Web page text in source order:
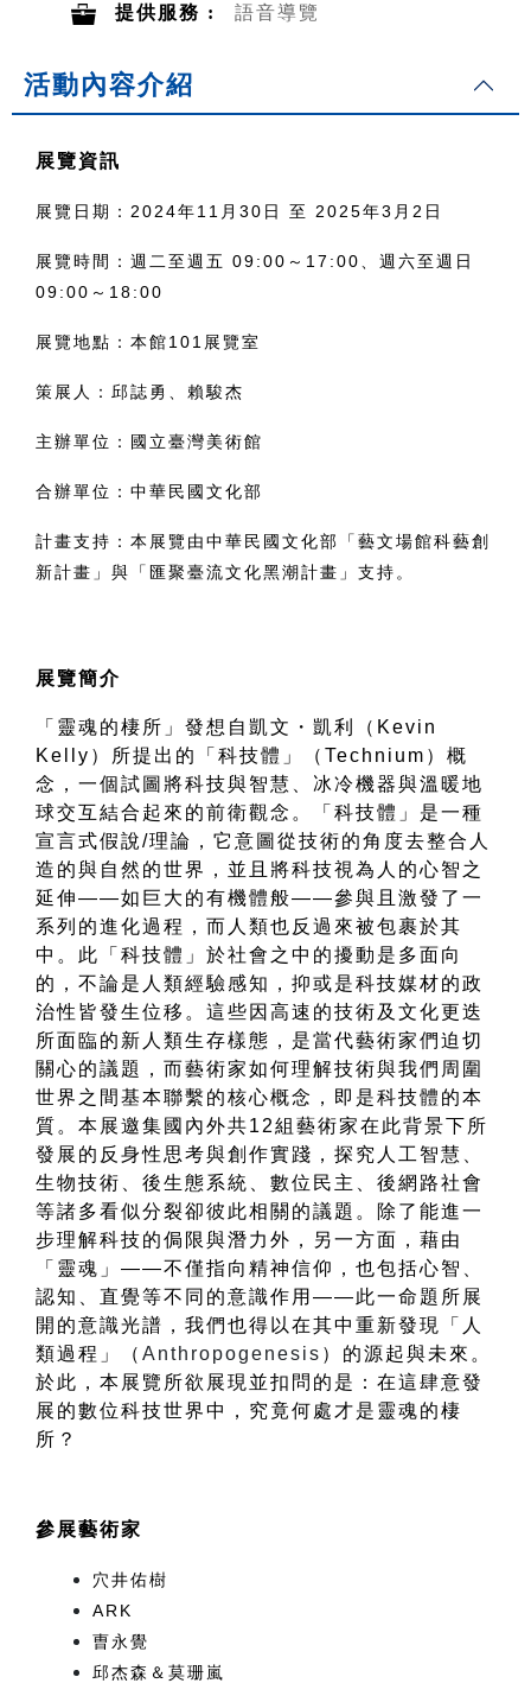
提供服務 : 語音導覽
活動內容介紹
展覽資訊
展覽日期：2024年11月30日 至 2025年3月2日
展覽時間：週二至週五 09:00～17:00、週六至週日
09:00～18:00
展覽地點：本館101展覽室
策展人：邱誌勇、賴駿杰
主辦單位：國立臺灣美術館
合辦單位：中華民國文化部
計畫支持： 本展覽由中華民國文化部「藝文場館科藝創
新計畫」與「匯聚臺流文化黑潮計畫」支持。
展覽簡介
「靈魂的棲所」發想自凱文・凱利（ Kevin
Kelly ）所提出的「科技體」（ Technium ）概
念，一個試圖將科技與智慧、冰冷機器與溫暖地
球交互結合起來的前衛觀念。「科技體」是一種
宣言式假說/理論，它意圖從技術的角度去整合人
造的與自然的世界，並且將科技視為人的心智之
延伸——如巨大的有機體般——參與且激發了一
系列的進化過程，而人類也反過來被包裹於其
中。此「科技體」於社會之中的擾動是多面向
的，不論是人類經驗感知，抑或是科技媒材的政
治性皆發生位移。這些因高速的技術及文化更迭
所面臨的新人類生存樣態，是當代藝術家們迫切
關心的議題，而藝術家如何理解技術與我們周圍
世界之間基本聯繫的核心概念，即是科技體的本
質。本展邀集國內外共12組藝術家在此背景下所
發展的反身性思考與創作實踐，探究人工智慧、
生物技術、後生態系統、數位民主、後網路社會
等諸多看似分裂卻彼此相關的議題。除了能進一
步理解科技的侷限與潛力外，另一方面，藉由
「 靈魂」 ——不僅指向精神信仰，也包括心智、
認知、直覺等不同的意識作用 ——此一命題所展
開的意識光譜，我們也得以在其中重新發現「人
類過程」（ Anthropogenesis ）的源起與未來。
於此，本展覽所欲展現並扣問的是：在這肆意發
展的數位科技世界中，究竟何處才是靈魂的棲
所？
參展藝術家
穴井佑樹
ARK
曺永覺
邱杰森＆莫珊嵐